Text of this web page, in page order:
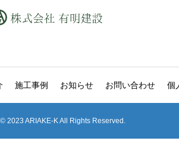
施工事例 お知らせ お問い合わせ 個
2023 ARIAKE-K All Rights Reserved.